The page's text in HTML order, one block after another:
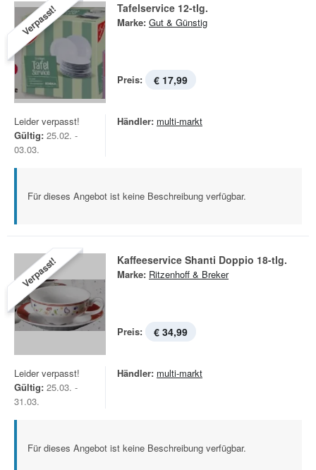
Verpasst! Tafelservice 12-tlg.
Marke: Gut & Günstig
Preis: € 17,99
Leider verpasst!
Gültig: 25.02. -
03.03.
Händler: multi-markt
Für dieses Angebot ist keine Beschreibung verfügbar.
Verpasst! Kaffeeservice Shanti Doppio 18-tlg.
Marke: Ritzenhoff & Breker
Preis: € 34,99
Leider verpasst!
Gültig: 25.03. -
31.03.
Händler: multi-markt
Für dieses Angebot ist keine Beschreibung verfügbar.